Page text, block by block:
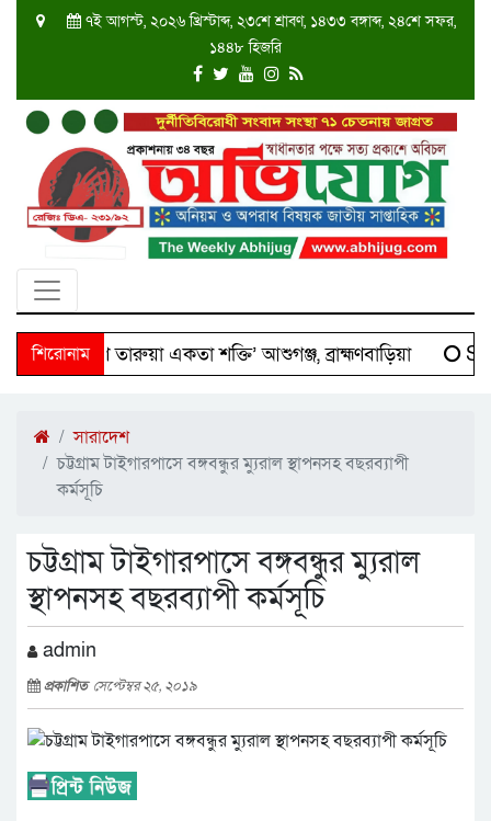
৭ই আগস্ট, ২০২৬ খ্রিস্টাব্দ, ২৩শে শ্রাবণ, ১৪৩৩ বঙ্গাব্দ, ২৪শে সফর,
১৪৪৮ হিজরি
শিরোনাম
‘দক্ষিণ তারুয়া একতা শক্তি’ আশুগঞ্জ, ব্রাহ্মণবাড়িয়া
সারাদেশ
চট্টগ্রাম টাইগারপাসে বঙ্গবন্ধুর ম্যুরাল স্থাপনসহ বছরব্যাপী
কর্মসূচি
চট্টগ্রাম টাইগারপাসে বঙ্গবন্ধুর ম্যুরাল
স্থাপনসহ বছরব্যাপী কর্মসূচি
admin
প্রকাশিত সেপ্টেম্বর ২৫, ২০১৯